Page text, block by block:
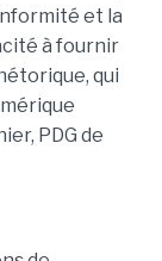
et la
à fournir
qui
PDG de